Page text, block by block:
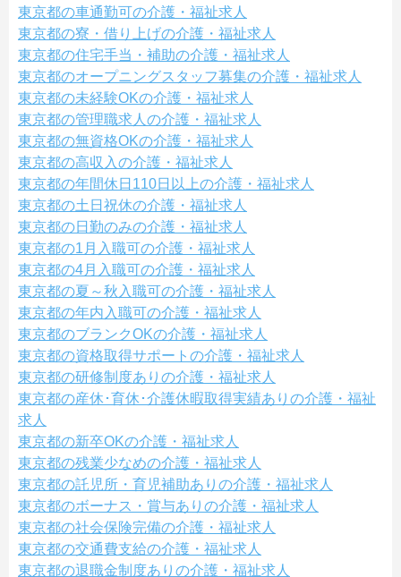
東京都の車通勤可の介護・福祉求人
東京都の寮・借り上げの介護・福祉求人
東京都の住宅手当・補助の介護・福祉求人
東京都のオープニングスタッフ募集の介護・福祉求人
東京都の未経験OKの介護・福祉求人
東京都の管理職求人の介護・福祉求人
東京都の無資格OKの介護・福祉求人
東京都の高収入の介護・福祉求人
東京都の年間休日110日以上の介護・福祉求人
東京都の土日祝休の介護・福祉求人
東京都の日勤のみの介護・福祉求人
東京都の1月入職可の介護・福祉求人
東京都の4月入職可の介護・福祉求人
東京都の夏～秋入職可の介護・福祉求人
東京都の年内入職可の介護・福祉求人
東京都のブランクOKの介護・福祉求人
東京都の資格取得サポートの介護・福祉求人
東京都の研修制度ありの介護・福祉求人
東京都の産休･育休･介護休暇取得実績ありの介護・福祉
求人
東京都の新卒OKの介護・福祉求人
東京都の残業少なめの介護・福祉求人
東京都の託児所・育児補助ありの介護・福祉求人
東京都のボーナス・賞与ありの介護・福祉求人
東京都の社会保険完備の介護・福祉求人
東京都の交通費支給の介護・福祉求人
東京都の退職金制度ありの介護・福祉求人